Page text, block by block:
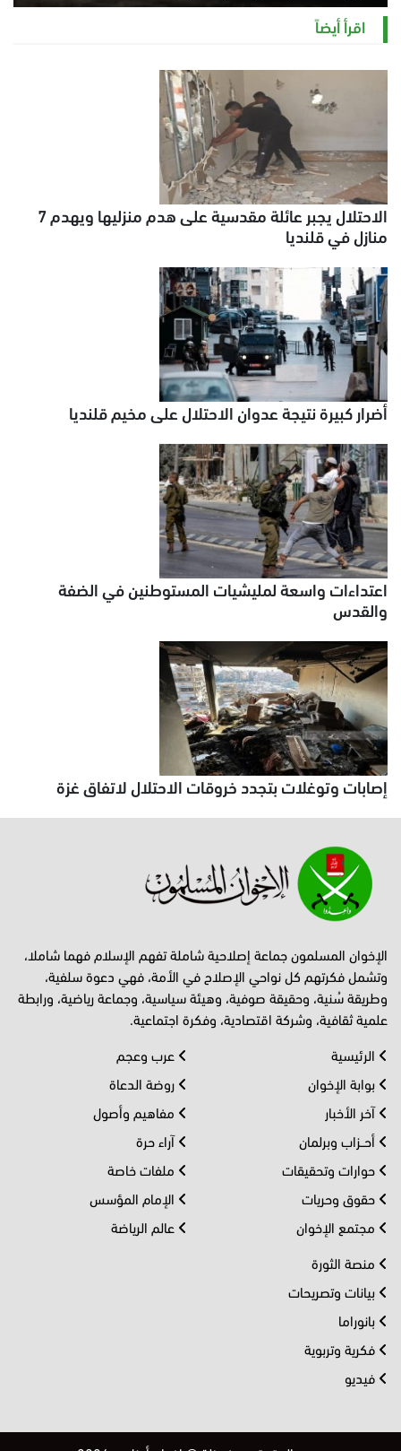
الخميس 6 أغسطس 2026 11:12 ص
اقرأ أيضاً
الاحتلال يجبر عائلة مقدسية على هدم منزليها ويهدم 7
منازل في قلنديا
أضرار كبيرة نتيجة عدوان الاحتلال على مخيم قلنديا
اعتداءات واسعة لمليشيات المستوطنين في الضفة
والقدس
إصابات وتوغلات بتجدد خروقات الاحتلال لاتفاق غزة
الإخوان المسلمون جماعة إصلاحية شاملة تفهم الإسلام فهما شاملا،
وتشمل فكرتهم كل نواحي الإصلاح في الأمة، فهي دعوة سلفية،
وطريقة سُنية، وحقيقة صوفية، وهيئة سياسية، وجماعة رياضية، ورابطة
علمية ثقافية، وشركة اقتصادية، وفكرة اجتماعية.
الرئيسية
بوابة الإخوان
آخر الأخبار
أحــزاب وبرلمان
حوارات وتحقيقات
حقوق وحريات
مجتمع الإخوان
عرب وعجم
روضة الدعاة
مفاهيم وأصول
آراء حرة
ملفات خاصة
الإمام المؤسس
عالم الرياضة
منصة الثورة
بيانات وتصريحات
بانوراما
فكرية وتربوية
فيديو